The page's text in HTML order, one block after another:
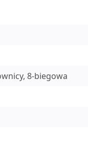
8-biegowa